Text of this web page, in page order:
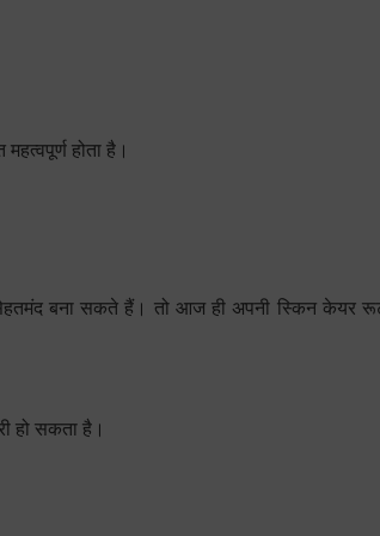
होता है।
बना सकते हैं। तो आज ही अपनी स्किन केयर
हो सकता है।